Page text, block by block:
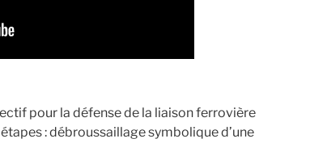
pour la défense de la liaison ferrovière
: débroussaillage symbolique d’une